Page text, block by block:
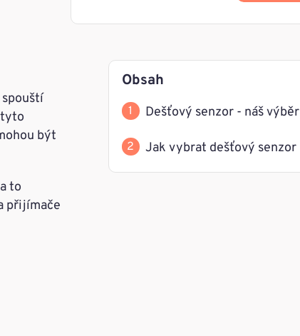
být
to
přijímače
Obsah
Dešťový senzor - náš výběr
Jak vybrat dešťový senzor